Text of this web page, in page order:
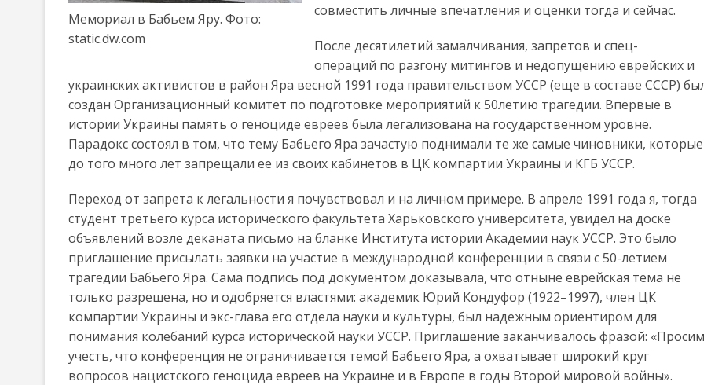
Мемориал в Бабьем Яру. Фото:
static.dw.com
совместить личные впечатления и оценки тогда и сейчас.
После десятилетий замалчивания, запретов и спец-
операций по разгону митингов и недопущению еврейских и
украинских активистов в район Яра весной 1991 года правительством УССР (еще в составе СССР)
создан Организационный комитет по подготовке мероприятий к 50летию трагедии. Впервые в
истории Украины память о геноциде евреев была легализована на государственном уровне.
Парадокс состоял в том, что тему Бабьего Яра зачастую поднимали те же самые чиновники, которые
до того много лет запрещали ее из своих кабинетов в ЦК компартии Украины и КГБ УССР.
Переход от запрета к легальности я почувствовал и на личном примере. В апреле 1991 года я, тогда
студент третьего курса исторического факультета Харьковского университета, увидел на доске
объявлений возле деканата письмо на бланке Института истории Академии наук УССР. Это было
приглашение присылать заявки на участие в международной конференции в связи с 50-летием
трагедии Бабьего Яра. Сама подпись под документом доказывала, что отныне еврейская тема не
только разрешена, но и одобряется властями: академик Юрий Кондуфор (1922–1997), член ЦК
компартии Украины и экс-глава его отдела науки и культуры, был надежным ориентиром для
понимания колебаний курса исторической науки УССР. Приглашение заканчивалось фразой: «Просим
учесть, что конференция не ограничивается темой Бабьего Яра, а охватывает широкий круг
вопросов нацистского геноцида евреев на Украине и в Европе в годы Второй мировой войны».